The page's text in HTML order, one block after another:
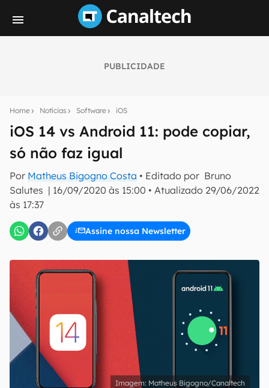
PUBLICIDADE
Home Notícias Software iOS
iOS 14 vs Android 11: pode copiar,
só não faz igual
Por Matheus Bigogno Costa • Editado por Bruno
Salutes | 16/09/2020 às 15:00 • Atualizado 29/06/2022
às 17:37
Assine nossa Newsletter
notícias e reviews sobre tecnologia em primeira
mão.
E-mail
Confirmo que li, aceito e concordo com os
Matheus Bigogno/Canaltech